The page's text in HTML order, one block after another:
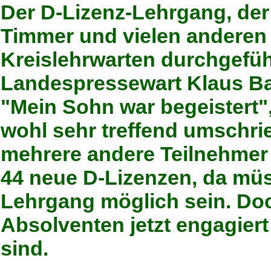
Der D-Lizenz-Lehrgang,
Timmer und vielen
Kreislehrwarten
Landespressewart Klaus
"Mein Sohn war
wohl sehr treffend
mehrere andere
44 neue D-Lizenzen, da
Lehrgang möglich sein.
Absolventen jetzt
sind.